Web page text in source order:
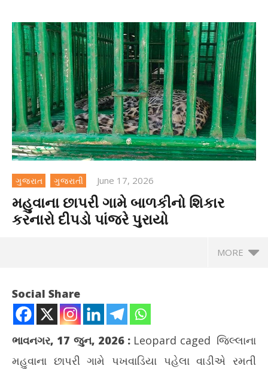
ગુજરાત ગુજરાતી June 17, 2026
મહુવાના છાપરી ગામે બાળકીનો શિકાર
કરનારો દીપડો પાંજરે પુરાયો
MORE
Social Share
ભાવનગર, 17 જુન, 2026 : Leopard caged જિલ્લાના
મહુવાના છાપરી ગામે પખવાડિયા પહેલા વાડીએ રમતી